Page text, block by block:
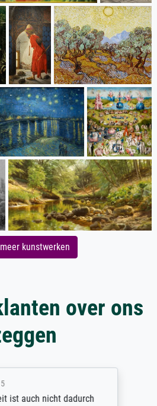
kunstwerken
over ons
ist auch nicht dadurch